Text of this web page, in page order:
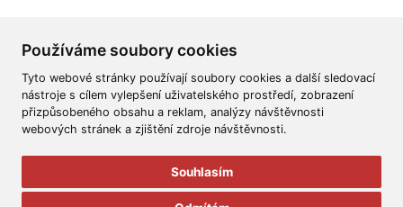
Používáme soubory cookies
Tyto webové stránky používají soubory cookies a další sledovací
nástroje s cílem vylepšení uživatelského prostředí, zobrazení
přizpůsobeného obsahu a reklam, analýzy návštěvnosti
webových stránek a zjištění zdroje návštěvnosti.
Souhlasím
Všeobecné obchodní podmínky Reklamační řád
Ochrana osobních údajů
Aukční Galerie Platýz